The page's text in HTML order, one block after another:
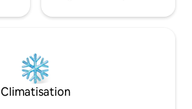
Climatisation